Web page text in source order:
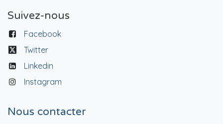
Suivez-nous
Facebook
Twitter
Linkedin
Instagram
Nous contacter